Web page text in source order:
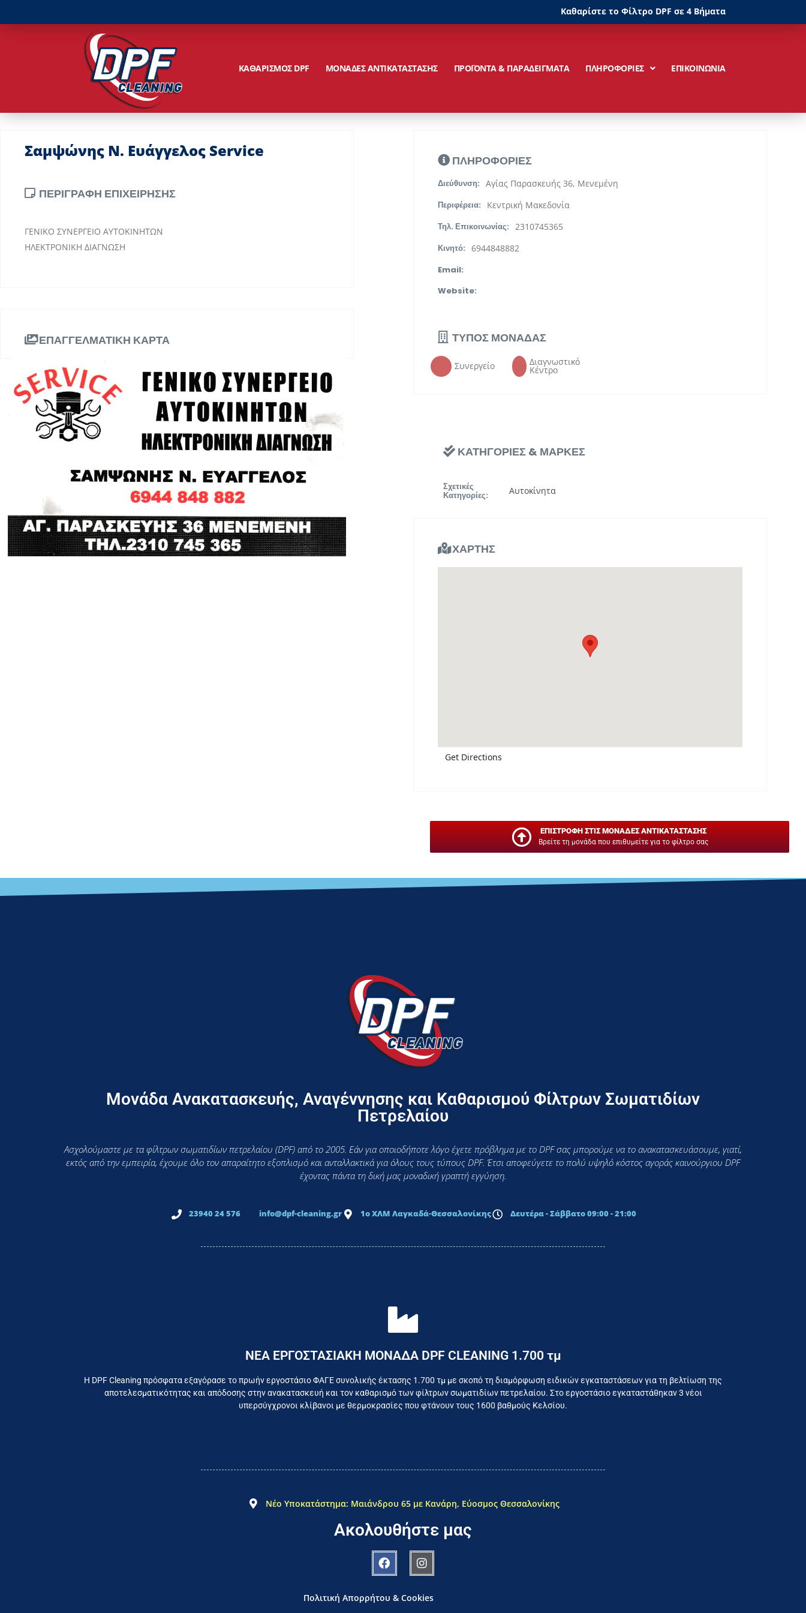
Καθαρίστε το Φίλτρο DPF σε 4 Βήματα
ΚΑΘΑΡΙΣΜΟΣ DPF ΜΟΝΑΔΕΣ ΑΝΤΙΚΑΤΑΣΤΑΣΗΣ ΠΡΟΪΟΝΤΑ & ΠΑΡΑΔΕΙΓΜΑΤΑ ΠΛΗΡΟΦΟΡΙΕΣ ΕΠΙΚΟΙΝΩΝΙΑ
Σαμψώνης Ν. Ευάγγελος Service
ΠΕΡΙΓΡΑΦΗ ΕΠΙΧΕΙΡΗΣΗΣ
ΓΕΝΙΚΟ ΣΥΝΕΡΓΕΙΟ ΑΥΤΟΚΙΝΗΤΩΝ
ΗΛΕΚΤΡΟΝΙΚΗ ΔΙΑΓΝΩΣΗ
ΕΠΑΓΓΕΛΜΑΤΙΚΗ ΚΑΡΤΑ
ΠΛΗΡΟΦΟΡΙΕΣ
Διεύθυνση: Αγίας Παρασκευής 36, Μενεμένη
Περιφέρεια:
Κεντρική Μακεδονία
Τηλ. Επικοινωνίας: 2310745365
Κινητό: 6944848882
Email:
Website:
ΤΥΠΟΣ ΜΟΝΑΔΑΣ
Συνεργείο Διαγνωστικό
Κέντρο
ΚΑΤΗΓΟΡΙΕΣ & ΜΑΡΚΕΣ
Σχετικές
Κατηγορίες: Αυτοκίνητα
ΧΑΡΤΗΣ
Get Directions
ΕΠΙΣΤΡΟΦΗ ΣΤΙΣ ΜΟΝΑΔΕΣ ΑΝΤΙΚΑΤΑΣΤΑΣΗΣ
Βρείτε τη μονάδα που επιθυμείτε για το φίλτρο σας
Μονάδα Ανακατασκευής, Αναγέννησης και Καθαρισμού Φίλτρων Σωματιδίων
Πετρελαίου
Ασχολούμαστε με τα φίλτρων σωματιδίων πετρελαίου (DPF) από το 2005. Εάν για οποιοδήποτε λόγο έχετε πρόβλημα με το DPF σας μπορούμε να το ανακατασκευάσουμε, γιατί,
εκτός από την εμπειρία, έχουμε όλο τον απαραίτητο εξοπλισμό και ανταλλακτικά για όλους τους τύπους DPF. Έτσι αποφεύγετε το πολύ υψηλό κόστος αγοράς καινούργιου DPF
έχοντας πάντα τη δική μας μοναδική γραπτή εγγύηση.
23940 24 576 info@dpf-cleaning.gr 1ο ΧΛΜ Λαγκαδά-Θεσσαλονίκης Δευτέρα - Σάββατο 09:00 - 21:00
ΝΕΑ ΕΡΓΟΣΤΑΣΙΑΚΗ ΜΟΝΑΔΑ DPF CLEANING 1.700 τμ
Η DPF Cleaning πρόσφατα εξαγόρασε το πρωήν εργοστάσιο ΦΑΓΕ συνολικής έκτασης 1.700 τμ με σκοπό τη διαμόρφωση ειδικών εγκαταστάσεων για τη βελτίωση της
αποτελεσματικότητας και απόδοσης στην ανακατασκευή και τον καθαρισμό των φίλτρων σωματιδίων πετρελαίου. Στο εργοστάσιο εγκαταστάθηκαν 3 νέοι
υπερσύγχρονοι κλίβανοι με θερμοκρασίες που φτάνουν τους 1600 βαθμούς Κελσίου.
Εργαζόμαστε καθημερινά για το συμφέρον του τελικού καταναλωτή
Νέο Υποκατάστημα: Μαιάνδρου 65 με Κανάρη, Εύοσμος Θεσσαλονίκης
Ακολουθήστε μας
Πολιτική Απορρήτου & Cookies